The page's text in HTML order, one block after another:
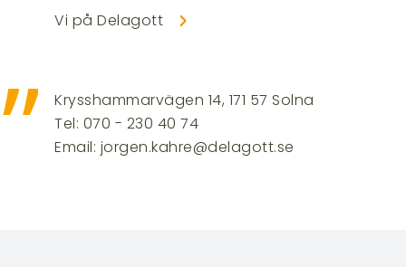
Vi på Delagott
”
Krysshammarvägen 14, 171 57 Solna
Tel: 070 - 230 40 74
Email: jorgen.kahre@delagott.se